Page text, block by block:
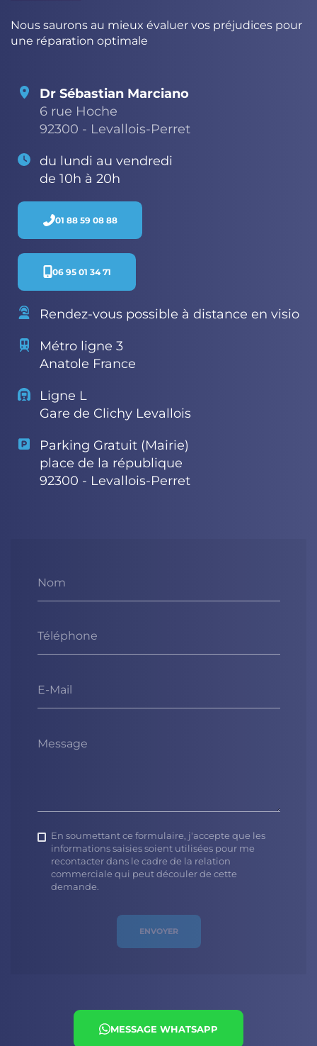
Nous saurons au mieux évaluer vos préjudices pour
une réparation optimale
Nom
Téléphone
E-Mail
Message
En soumettant ce formulaire, j'accepte que les
informations saisies soient utilisées pour me
recontacter dans le cadre de la relation
commerciale qui peut découler de cette
demande.
ENVOYER
Dr Sébastian Marciano
6 rue Hoche
92300 - Levallois-Perret
du lundi au vendredi
de 10h à 20h
01 88 59 08 88
06 95 01 34 71
Rendez-vous possible à distance en visio
Métro ligne 3
Anatole France
Ligne L
Gare de Clichy Levallois
Parking Gratuit (Mairie)
place de la république
92300 - Levallois-Perret
MESSAGE WHATSAPP